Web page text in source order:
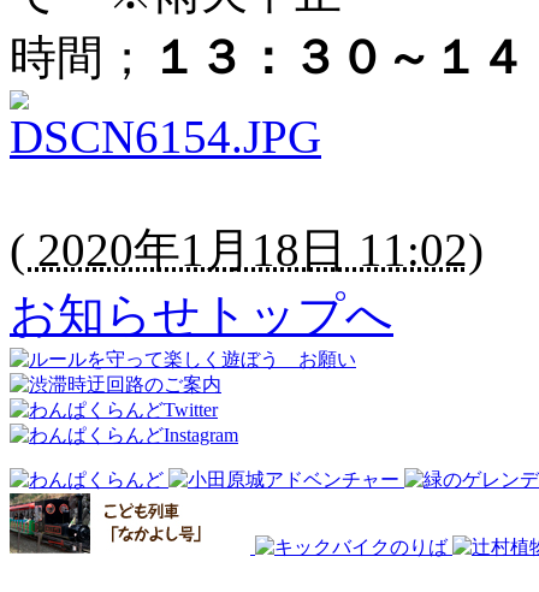
時間；
１３：３０～１
( 2020年1月18日 11:02)
お知らせトップへ